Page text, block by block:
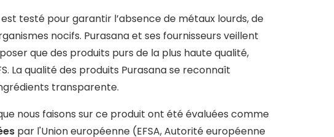
2525 mg 127%
41 mg 293%
168 mg
testé pour garantir l’absence de métaux lourds, de
nocifs. Purasana et ses fournisseurs veillent
que des produits purs de la plus haute qualité,
La qualité des produits Purasana se reconnaît
transparente.
nous faisons sur ce produit ont été évaluées comme
par l'Union européenne (EFSA, Autorité européenne